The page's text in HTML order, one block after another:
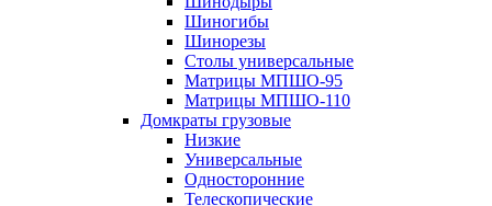
Шиногибы
Шинорезы
Столы универсальные
Матрицы МПШО-95
Матрицы МПШО-110
Домкраты грузовые
Низкие
Универсальные
Односторонние
Телескопические